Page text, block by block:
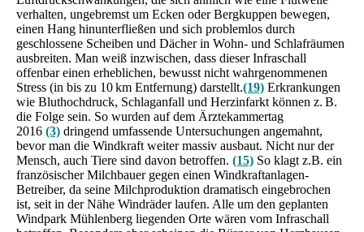
verhalten, ungebremst um Ecken oder Bergkuppen bewegen,
einen Hang hinunterfließen und sich problemlos durch
geschlossene Scheiben und Dächer in Wohn- und Schlafräumen
ausbreiten. Man weiß inzwischen, dass dieser Infraschall
offenbar einen erheblichen, bewusst nicht wahrgenommenen
Stress (in bis zu 10 km Entfernung) darstellt.(19) Erkrankungen
wie Bluthochdruck, Schlaganfall und Herzinfarkt können z. B.
die Folge sein. So wurden auf dem Ärztekammertag
2016 (3) dringend umfassende Untersuchungen angemahnt,
bevor man die Windkraft weiter massiv ausbaut. Nicht nur der
Mensch, auch Tiere sind davon betroffen. (15) So klagt z.B. ein
französischer Milchbauer gegen einen Windkraftanlagen-
Betreiber, da seine Milchproduktion dramatisch eingebrochen
ist, seit in der Nähe Windräder laufen. Alle um den geplanten
Windpark Mühlenberg liegenden Orte wären vom Infraschall